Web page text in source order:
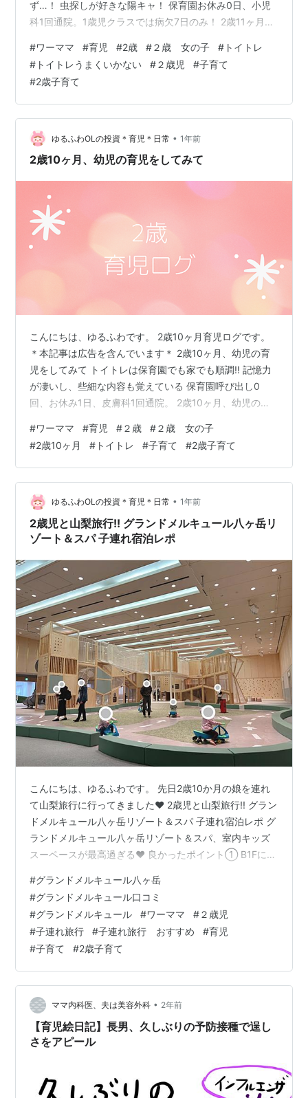
ず…！ 虫探しが好きな陽キャ！ 保育園お休み0日、小児
科1回通院。1歳児クラスでは病欠7日のみ！ 2歳11ヶ月、
今月は初の外出先でも排尿に成功しました❤️ 排便はまだ
成功していませんが、「出るかも！」と挑戦はしてくれ
るようになりました。 機嫌が悪いと夜寝る前にトイレに
行ってくれなかったりがありますが、1日1-2回は家でも
トイレに行くようになり、夜のおしっこ漏れはなくなり
ました❤️…
#ワーママ #育児 #2歳 #２歳 女の子 # トイトレ
# トイトレうまくいかない #２歳児 #子育て
#2歳子育て
ゆるふわOLの投資＊育児＊日常 • 1年前
2歳10ヶ月、幼児の育児をしてみて
こんにちは、ゆるふわです。 2歳10ヶ月育児ログです。
＊本記事は広告を含んでいます＊ 2歳10ヶ月、幼児の育
児をしてみて トイトレは保育園でも家でも順調!! 記憶力
が凄いし、些細な内容も覚えている 保育園呼び出し0
回、お休み1日、皮膚科1回通院。 2歳10ヶ月、幼児の育
成功してから、自信がついたようで機嫌が良い時はトイ
レに行って成功するようになりました。 Maxだと平日は
お風呂前、お風呂後すぐ、寝る前*2の4回成功しました♥
一時期お風呂前にトイレ成功するも、浴槽に入って出る
とトイレ出そう!!と慌ててお風呂の洗い場で排尿…という
ことが…
#ワーママ #育児 #２歳 #２歳 女の子
#2歳10ヶ月 # トイトレ #子育て #2歳子育て
ゆるふわOLの投資＊育児＊日常 • 1年前
2歳児と山梨旅行!! グランドメルキュール八ヶ岳リ
ゾート＆スパ 子連れ宿泊レポ
こんにちは、ゆるふわです。 先日2歳10か月の娘を連れ
て山梨旅行に行ってきました♥ 2歳児と山梨旅行!! グラン
ドメルキュール八ヶ岳リゾート＆スパ 子連れ宿泊レポ グ
ランドメルキュール八ヶ岳リゾート＆スパ、室内キッズ
スーペースが最高過ぎる♥ 良かったポイント① B1Fにあ
児！ 良かったポイント② ビュッフェなのにご飯が美味
しい…!!!! 良かったポイント③ 温泉も子どもと楽しめる
♥ 感想 2歳児と山梨旅行!! グランドメルキュール八ヶ岳
リゾート＆スパ 子連れ宿泊レポ グランドメルキュール八
ヶ岳リゾート＆スパ、室内キッズスーペースが最高過ぎ
る♥…
#グランドメルキュール八ヶ岳
#グランドメルキュール口コミ
#グランドメルキュール #ワーママ #２歳児
#子連れ旅行 #子連れ旅行 おすすめ #育児
#子育て #2歳子育て
ママ内科医、夫は美容外科 • 2年前
【育児絵日記】長男、久しぶりの予防接種で逞し
さをアピール